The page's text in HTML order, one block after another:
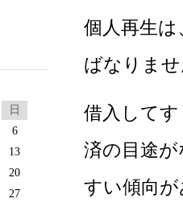
個人再生
ばなりま
借入して
済の目途
すい傾向
日
6
13
20
27